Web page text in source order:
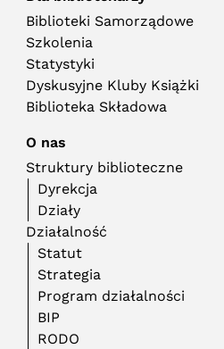
Biblioteki Samorządowe
Szkolenia
Statystyki
Dyskusyjne Kluby Książki
Biblioteka Składowa
O nas
Struktury biblioteczne
Dyrekcja
Działy
Działalność
Statut
Strategia
Program działalności
BIP
RODO